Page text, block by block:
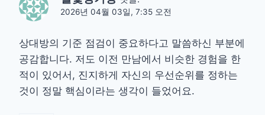
2026년 04월 03일, 7:35 오전
상대방의 기준 점검이 중요하다고 말씀하신 부분에
공감합니다. 저도 이전 만남에서 비슷한 경험을 한
적이 있어서, 진지하게 자신의 우선순위를 정하는
것이 정말 핵심이라는 생각이 들었어요.